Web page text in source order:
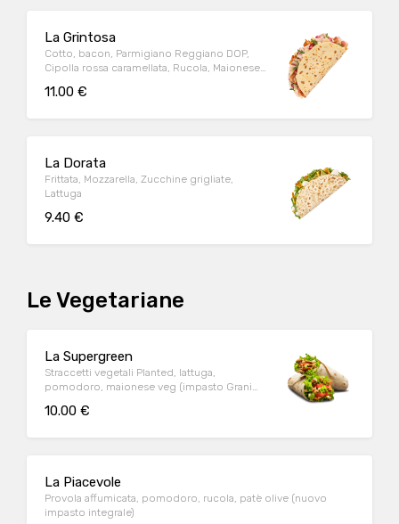
La Grintosa
Cotto, bacon, Parmigiano Reggiano DOP,
Cipolla rossa caramellata, Rucola, Maionese
11.00 €
La Dorata
Frittata, Mozzarella, Zucchine grigliate,
Lattuga
9.40 €
Le Vegetariane
La Supergreen
Straccetti vegetali Planted, lattuga,
pomodoro, maionese veg (impasto Grani
10.00 €
La Piacevole
Provola affumicata, pomodoro, rucola, patè olive (nuovo
impasto integrale)